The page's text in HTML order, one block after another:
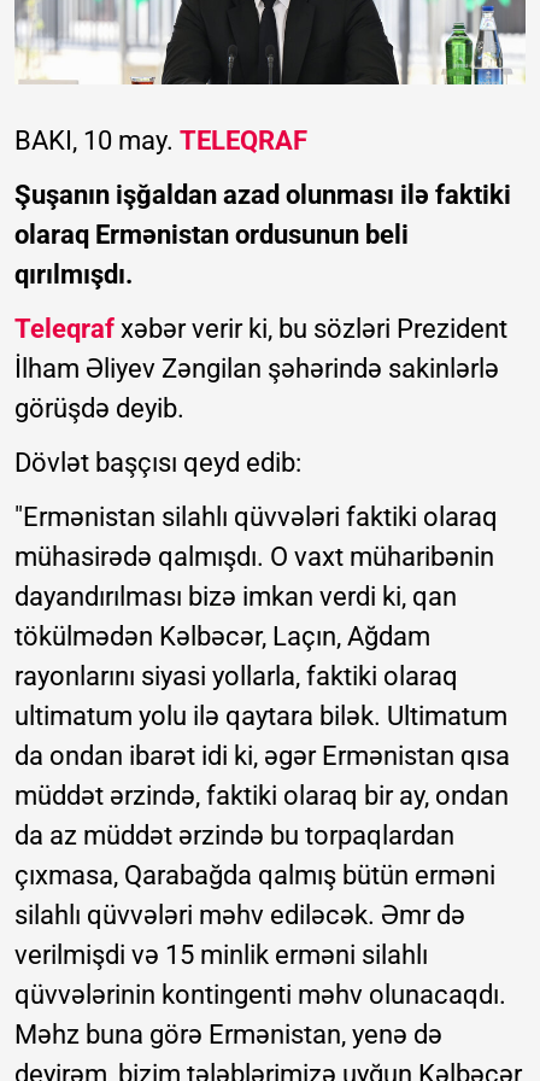
BAKI, 10 may. TELEQRAF
Şuşanın işğaldan azad olunması ilə faktiki
olaraq Ermənistan ordusunun beli
qırılmışdı.
Teleqraf xəbər verir ki, bu sözləri Prezident
İlham Əliyev Zəngilan şəhərində sakinlərlə
görüşdə deyib.
Dövlət başçısı qeyd edib:
"Ermənistan silahlı qüvvələri faktiki olaraq
mühasirədə qalmışdı. O vaxt müharibənin
dayandırılması bizə imkan verdi ki, qan
tökülmədən Kəlbəcər, Laçın, Ağdam
rayonlarını siyasi yollarla, faktiki olaraq
ultimatum yolu ilə qaytara bilək. Ultimatum
da ondan ibarət idi ki, əgər Ermənistan qısa
müddət ərzində, faktiki olaraq bir ay, ondan
da az müddət ərzində bu torpaqlardan
çıxmasa, Qarabağda qalmış bütün erməni
silahlı qüvvələri məhv ediləcək. Əmr də
verilmişdi və 15 minlik erməni silahlı
qüvvələrinin kontingenti məhv olunacaqdı.
Məhz buna görə Ermənistan, yenə də
deyirəm, bizim tələblərimizə uyğun Kəlbəcər,